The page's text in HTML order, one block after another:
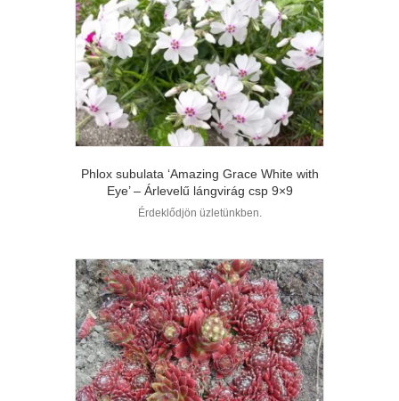
Phlox subulata ‘Amazing Grace White with
Eye’ – Árlevelű lángvirág csp 9×9
Érdeklődjön üzletünkben.